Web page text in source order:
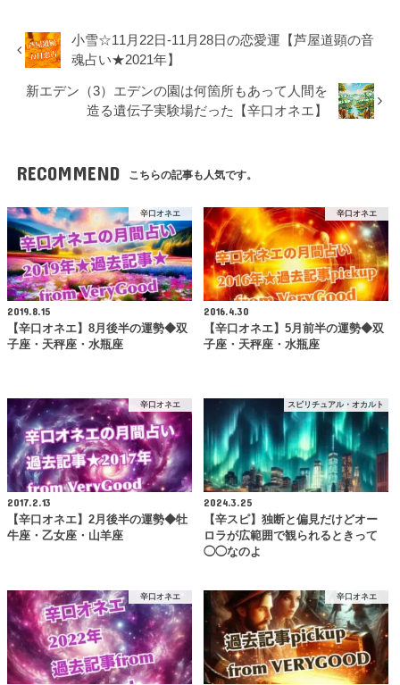
小雪☆11月22日-11月28日の恋愛運【芦屋道顕の音
魂占い★2021年】
新エデン（3）エデンの園は何箇所もあって人間を
造る遺伝子実験場だった【辛口オネエ】
RECOMMEND こちらの記事も人気です。
辛口オネエ
2019.8.15
【辛口オネエ】8月後半の運勢◆双
子座・天秤座・水瓶座
辛口オネエ
2016.4.30
【辛口オネエ】5月前半の運勢◆双
子座・天秤座・水瓶座
辛口オネエ
2017.2.13
【辛口オネエ】2月後半の運勢◆牡
牛座・乙女座・山羊座
スピリチュアル・オカルト
2024.3.25
【辛スピ】独断と偏見だけどオー
ロラが広範囲で観られるときって
◯◯なのよ
辛口オネエ 辛口オネエ